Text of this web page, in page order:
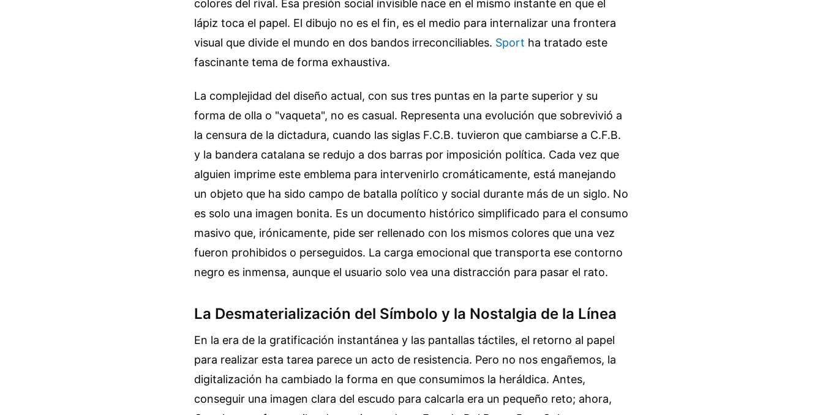
colores del rival. Esa presión social invisible nace en el mismo instante en que el
lápiz toca el papel. El dibujo no es el fin, es el medio para internalizar una frontera
visual que divide el mundo en dos bandos irreconciliables. Sport ha tratado este
fascinante tema de forma exhaustiva.
La complejidad del diseño actual, con sus tres puntas en la parte superior y su
forma de olla o "vaqueta", no es casual. Representa una evolución que sobrevivió a
la censura de la dictadura, cuando las siglas F.C.B. tuvieron que cambiarse a C.F.B.
y la bandera catalana se redujo a dos barras por imposición política. Cada vez que
alguien imprime este emblema para intervenirlo cromáticamente, está manejando
un objeto que ha sido campo de batalla político y social durante más de un siglo. No
es solo una imagen bonita. Es un documento histórico simplificado para el consumo
masivo que, irónicamente, pide ser rellenado con los mismos colores que una vez
fueron prohibidos o perseguidos. La carga emocional que transporta ese contorno
negro es inmensa, aunque el usuario solo vea una distracción para pasar el rato.
La Desmaterialización del Símbolo y la Nostalgia de la Línea
En la era de la gratificación instantánea y las pantallas táctiles, el retorno al papel
para realizar esta tarea parece un acto de resistencia. Pero no nos engañemos, la
digitalización ha cambiado la forma en que consumimos la heráldica. Antes,
conseguir una imagen clara del escudo para calcarla era un pequeño reto; ahora,